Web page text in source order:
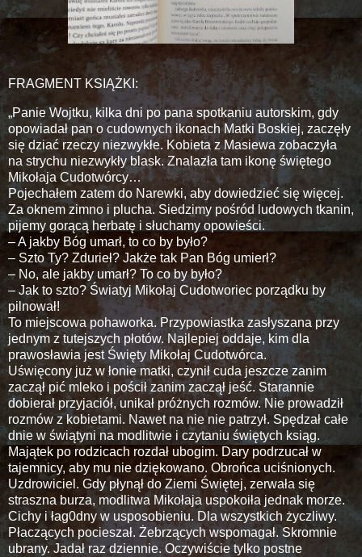
FRAGMENT KSIĄŻKI:
„Panie Wojtku, kilka dni po pana spotkaniu autorskim, gdy
opowiadał pan o cudownych ikonach Matki Boskiej, zaczęły
się dziać rzeczy niezwykłe. Kobieta z Masiewa zobaczyła
na strychu niezwykły blask. Znalazła tam ikonę świętego
Mikołaja Cudotwórcy…
Pojechałem zatem do Narewki, aby dowiedzieć się więcej.
Za oknem zimno i plucha. Siedzimy pośród ludowych tkanin,
pijemy gorącą herbatę i słuchamy opowieści.
– A jakby Bóg umarł, to co by było?
– Szto Ty? Zdurieł? Jakże tak Pan Bóg umierł?
– No, ale jakby umarł? To co by było?
– Jak to szto? Światyj Mikołaj Cudotworiec porządku by
pilnował!
To miejscowa pohaworka. Przypowiastka zasłyszana przy
jednym z tutejszych płotów. Najlepiej oddaje, kim dla
prawosławia jest Święty Mikołaj Cudotwórca.
Uświęcony już w łonie matki, czynił cuda jeszcze zanim
zaczął pić mleko i pościł zanim zaczął jeść. Starannie
dobierał przyjaciół, unikał próżnych rozmów. Nie prowadził
rozmów z kobietami. Nawet na nie nie patrzył. Spędzał całe
dnie w świątyni na modlitwie i czytaniu świętych ksiąg.
Majątek po rodzicach rozdał ubogim. Dary podrzucał w
tajemnicy, aby mu nie dziękowano. Obrońca uciśnionych.
Uzdrowiciel. Gdy płynął do Ziemi Świętej, zerwała się
straszna burza, modlitwa Mikołaja uspokoiła jednak morze.
Cichy i łag0dny w usposobieniu. Dla wszystkich życzliwy.
Płaczących pocieszał. Żebrzących wspomagał. Skromnie
ubrany. Jadał raz dziennie. Oczywiście tylko postne